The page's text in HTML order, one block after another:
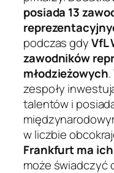
posiada 13
podczas gdyVfL
zawodników
młodzieżowych
zespoły
talentów i
w liczbie
Frankfurt ma ich
może świadczyć